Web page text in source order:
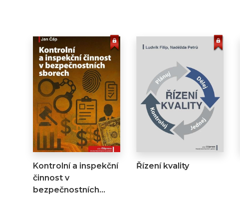
Kontrolní a inspekční
činnost v
bezpečnostních…
Řízení kvality